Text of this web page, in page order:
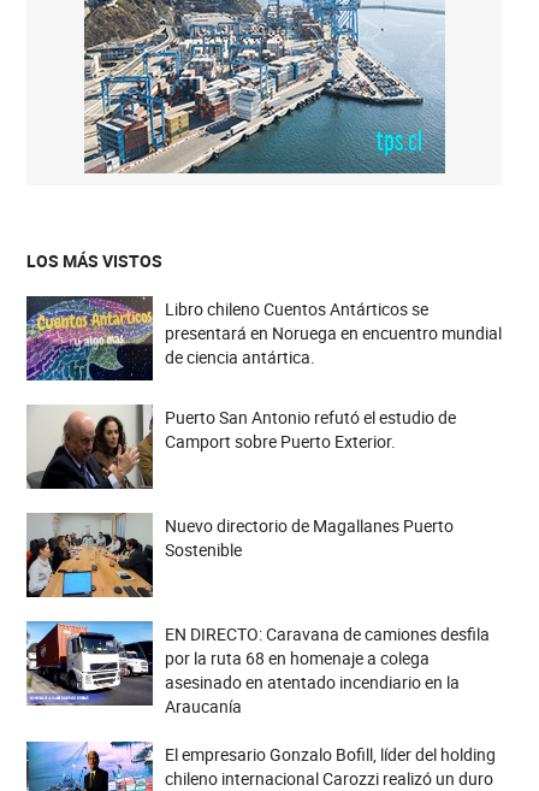
LOS MÁS VISTOS
Libro chileno Cuentos Antárticos se
presentará en Noruega en encuentro mundial
de ciencia antártica.
Puerto San Antonio refutó el estudio de
Camport sobre Puerto Exterior.
Nuevo directorio de Magallanes Puerto
Sostenible
EN DIRECTO: Caravana de camiones desfila
por la ruta 68 en homenaje a colega
asesinado en atentado incendiario en la
Araucanía
El empresario Gonzalo Bofill, líder del holding
chileno internacional Carozzi realizó un duro